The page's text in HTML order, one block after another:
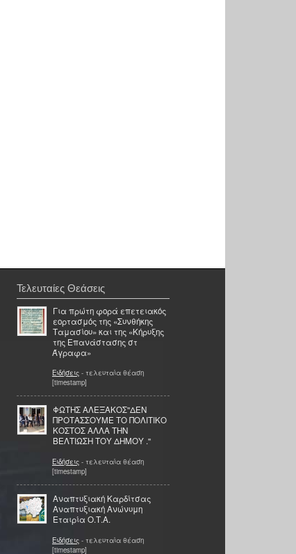
Τελευταίες Θεάσεις
Για πρώτη φορά επετειακός
εορτασμός της «Συνθήκης
Ταμασίου» και της «Κήρυξης
της Επανάστασης στ
Άγραφα»
Ειδήσεις - τελευταία θέαση
[timestamp]
ΦΩΤΗΣ ΑΛΕΞΑΚΟΣ''ΔΕΝ
ΠΡΟΤΑΣΣΟΥΜΕ ΤΟ ΠΟΛΙΤΙΚΟ
ΚΟΣΤΟΣ ΑΛΛΑ ΤΗΝ
ΒΕΛΤΙΩΣΗ ΤΟΥ ΔΗΜΟΥ .''
Ειδήσεις - τελευταία θέαση
[timestamp]
Αναπτυξιακή Καρδίτσας
Αναπτυξιακή Ανώνυμη
Εταιρία Ο.Τ.Α.
Ειδήσεις - τελευταία θέαση
[timestamp]